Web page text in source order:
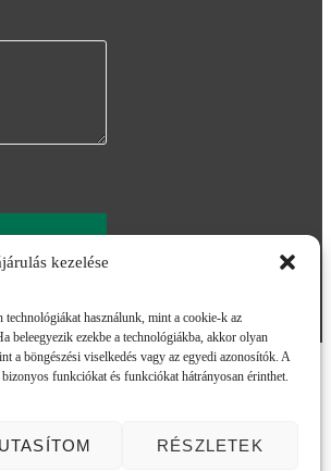
kezelése
használunk, mint a cookie-k az
beleegyezik ezekbe a technológiákba, akkor olyan
a böngészési viselkedés vagy az egyedi azonosítók. A
funkciókat és funkciókat hátrányosan érinthet.
RÉSZLETEK